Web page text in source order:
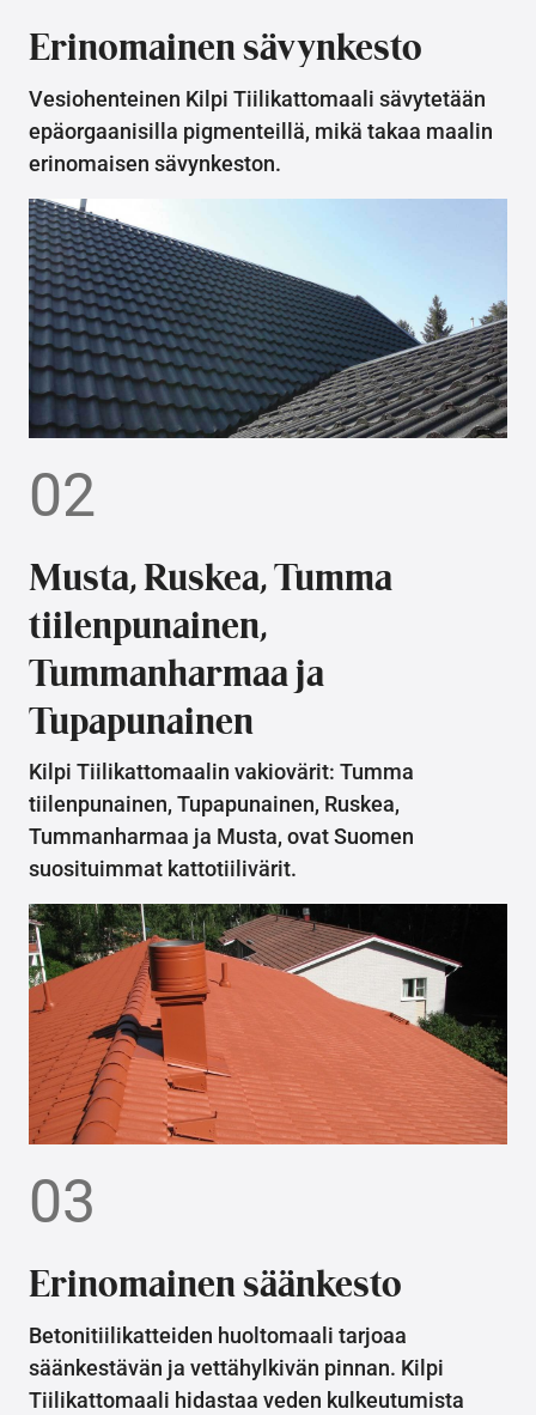
Erinomainen sävynkesto
Vesiohenteinen Kilpi Tiilikattomaali sävytetään
epäorgaanisilla pigmenteillä, mikä takaa maalin
erinomaisen sävynkeston.
02
Musta, Ruskea, Tumma
tiilenpunainen,
Tummanharmaa ja
Tupapunainen
Kilpi Tiilikattomaalin vakiovärit: Tumma
tiilenpunainen, Tupapunainen, Ruskea,
Tummanharmaa ja Musta, ovat Suomen
suosituimmat kattotiilivärit.
03
Erinomainen säänkesto
Betonitiilikatteiden huoltomaali tarjoaa
säänkestävän ja vettähylkivän pinnan. Kilpi
Tiilikattomaali hidastaa veden kulkeutumista